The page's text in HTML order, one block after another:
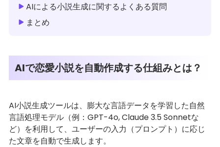
AIによる小説生成に関するよくある質問
まとめ
AIで恋愛小説を自動作成する仕組みとは？
AI小説生成ツールは、膨大な言語データを学習した自然
言語処理モデル（例：GPT-4o, Claude 3.5 Sonnetな
ど）を利用して、ユーザーの入力（プロンプト）に応じ
た文章を自動で生成します。